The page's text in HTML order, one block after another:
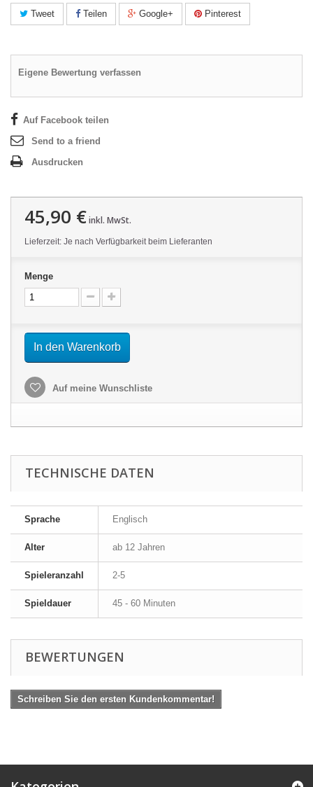
Tweet Teilen Google+ Pinterest
Eigene Bewertung verfassen
Auf Facebook teilen
Send to a friend
Ausdrucken
45,90 €inkl. MwSt.
Lieferzeit: Je nach Verfügbarkeit beim Lieferanten
Menge
In den Warenkorb
Auf meine Wunschliste
TECHNISCHE DATEN
Sprache Englisch
Alter ab 12 Jahren
Spieleranzahl 2-5
Spieldauer 45 - 60 Minuten
BEWERTUNGEN
Schreiben Sie den ersten Kundenkommentar!